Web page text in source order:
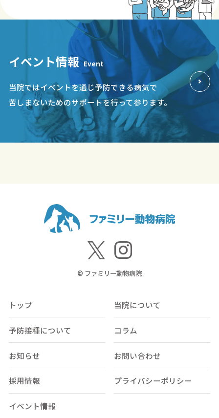
イベント情報 Event
当院ではイベントを通じ予防できる病気で
苦しまないためのサポートを行って参ります。
© ファミリー動物病院
トップ 当院について
予防接種について コラム
お知らせ お問い合わせ
採用情報 プライバシーポリシー
イベント情報